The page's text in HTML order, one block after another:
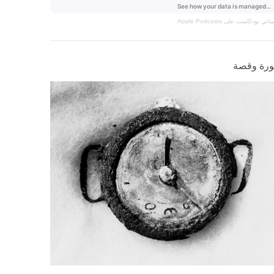
بودكاست على Apple Podcasts
وقصة